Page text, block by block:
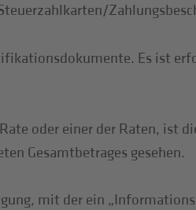
Es ist
oder einer der Raten, ist
Gesamtbetrages gesehen.
mit der ein